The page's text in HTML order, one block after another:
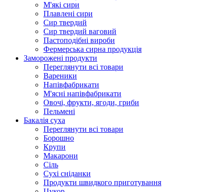
М'які сири
Плавлені сири
Сир твердий
Сир твердий ваговий
Пастоподібні вироби
Фермерська сирна продукція
Заморожені продукти
Переглянути всі товари
Вареники
Напівфабрикати
М'ясні напівфабрикати
Овочі, фрукти, ягоди, гриби
Пельмені
Бакалія суха
Переглянути всі товари
Борошно
Крупи
Макарони
Сіль
Сухі сніданки
Продукти швидкого приготування